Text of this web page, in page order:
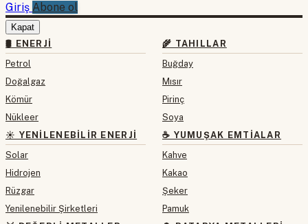
Giriş Abone ol
Kapat
🛢 ENERJI
Petrol
Doğalgaz
Kömür
Nükleer
☀️ YENILENEBILIR ENERJI
Solar
Hidrojen
Rüzgar
Yenilenebilir Şirketleri
🌾 TAHILLAR
Buğday
Mısır
Pirinç
Soya
☕ YUMUŞAK EMTIALAR
Kahve
Kakao
Şeker
Pamuk